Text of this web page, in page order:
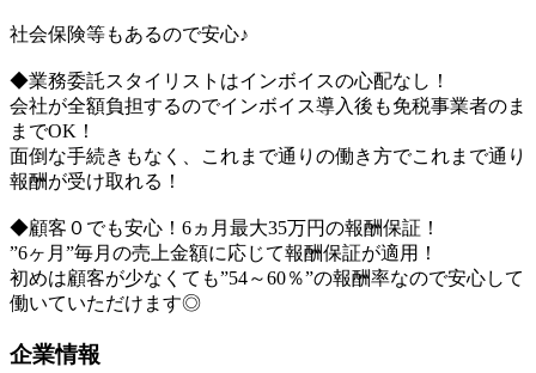
社会保険等もあるので安心♪
◆業務委託スタイリストはインボイスの心配なし！
会社が全額負担するのでインボイス導入後も免税事業者のま
までOK！
面倒な手続きもなく、これまで通りの働き方でこれまで通り
報酬が受け取れる！
◆顧客０でも安心！6ヵ月最大35万円の報酬保証！
”6ヶ月”毎月の売上金額に応じて報酬保証が適用！
初めは顧客が少なくても”54～60％”の報酬率なので安心して
働いていただけます◎
企業情報